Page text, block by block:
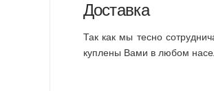
Доставка
Так как мы тесно
куплены Вами в любом